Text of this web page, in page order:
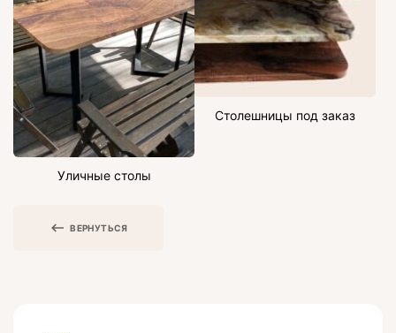
Уличные столы
Столешницы под заказ
ВЕРНУТЬСЯ